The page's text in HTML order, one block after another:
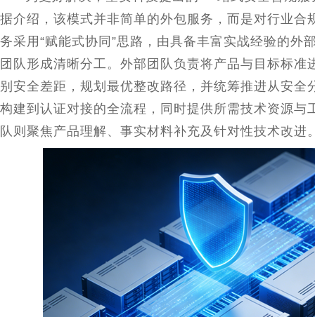
据介绍，该模式并非简单的外包服务，而是对行业合
务采用“赋能式协同”思路，由具备丰富实战经验的外
团队形成清晰分工。外部团队负责将产品与目标标准
别安全差距，规划最优整改路径，并统筹推进从安全
构建到认证对接的全流程，同时提供所需技术资源与
队则聚焦产品理解、事实材料补充及针对性技术改进